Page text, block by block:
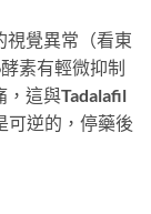
視覺異常（看東
素有輕微抑制
，這與Tadalafil
可逆的，停藥後